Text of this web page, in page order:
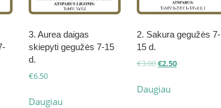
3. Aurea daigas
skiepyti gegužės 7-15
d.
€6.50
Daugiau
2. Sakura gegužės 7-
15 d.
€3.00Original
was:
€3.00.
€2.50Current
Daugiau